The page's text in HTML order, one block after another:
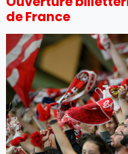
de France